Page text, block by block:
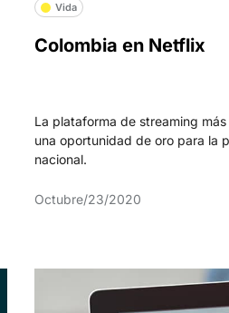
Vida
Colombia en Netflix
La plataforma de streaming
una oportunidad de oro para la
nacional.
Octubre/23/2020